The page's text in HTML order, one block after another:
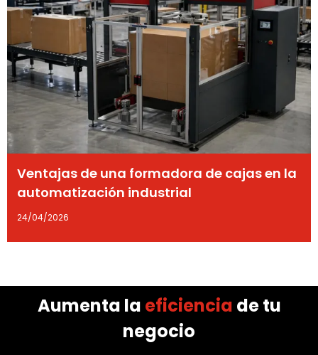
Ventajas de una formadora de cajas en la
automatización industrial
24/04/2026
Aumenta la eficiencia de tu
negocio